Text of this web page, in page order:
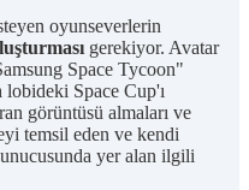
oyunseverlerin
gerekiyor. Avatar
Space Tycoon"
lobideki Space Cup'ı
görüntüsü almaları ve
temsil eden ve kendi
yer alan ilgili